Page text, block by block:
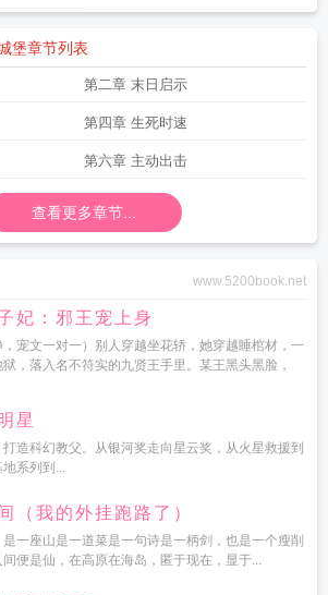
堡章节列表
第二章 末日启示
第四章 生死时速
第六章 主动出击
查看更多章节...
www.5200book.net
妃：邪王宠上身
，宠文一对一）别人穿越坐花轿，她穿越睡棺材，一
，落入名不符实的九贤王手里。某王黑头黑脸，
星
造科幻教父。从银河奖走向星云奖，从火星救援到
系列到...
（我的外挂跑路了）
是一座山是一道菜是一句诗是一柄剑，也是一个瘦削
间便是仙，在高原在海岛，匿于现在，显于...